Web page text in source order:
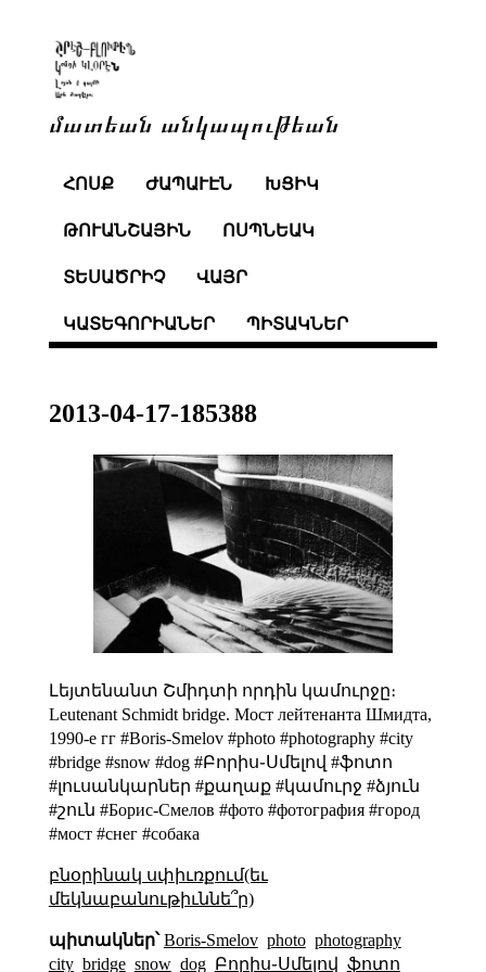
մատեան անկապութեան
ՀՈՍՔ ԺԱՊԱՒԷՆ ԽՑԻԿ
ԹՈՒԱՆՇԱՅԻՆ ՈՍՊՆԵԱԿ
ՏԵՍԱԾՐԻՉ ՎԱՅՐ
ԿԱՏԵԳՈՐԻԱՆԵՐ ՊԻՏԱԿՆԵՐ
2013-04-17-185388
Լեյտենանտ Շմիդտի որդին կամուրջը։
Leutenant Schmidt bridge. Мост лейтенанта Шмидта,
1990-е гг #Boris-Smelov #photo #photography #city
#bridge #snow #dog #Բորիս֊Սմելով #ֆոտո
#լուսանկարներ #քաղաք #կամուրջ #ձյուն
#շուն #Борис-Смелов #фото #фотография #город
#мост #снег #собака
բնօրինակ սփիւռքում(եւ
մեկնաբանութիւննե՞ր)
պիտակներ՝ Boris-Smelov photo photography
city bridge snow dog Բորիս֊Սմելով ֆոտո